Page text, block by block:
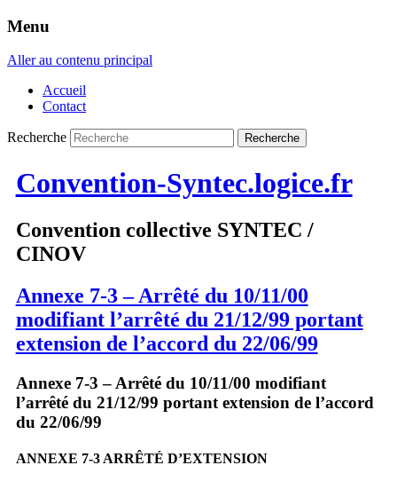
Menu
Aller au contenu principal
Accueil
Contact
Recherche
Convention-Syntec.logice.fr
Convention collective SYNTEC /
CINOV
Annexe 7-3 – Arrêté du 10/11/00
modifiant l’arrêté du 21/12/99 portant
extension de l’accord du 22/06/99
Annexe 7-3 – Arrêté du 10/11/00 modifiant
l’arrêté du 21/12/99 portant extension de l’accord
du 22/06/99
ANNEXE 7-3 ARRÊTÉ D’EXTENSION